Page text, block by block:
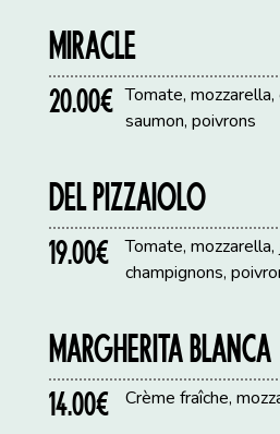
MIRACLE
20.00€ Tomate,
saumon, poivrons
DEL PIZZAIOLO
19.00€
Tomate, mozzarella,
champignons,
MARGHERITA BLANCA
14.00€ Crème fraîche,